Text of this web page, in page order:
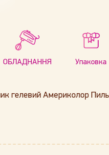
ОБЛАДНАННЯ Упаковка
гелевий Америколор